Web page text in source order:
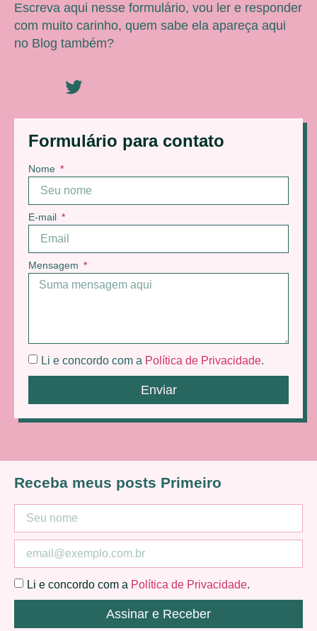
Formulário para contato
Nome
E-mail
Mensagem
Li e concordo com a Política de Privacidade.
Enviar
Escreva aqui nesse formulário, vou ler e responder
com muito carinho, quem sabe ela apareça aqui
no Blog também?
Receba meus posts Primeiro
Li e concordo com a Política de Privacidade.
Assinar e Receber